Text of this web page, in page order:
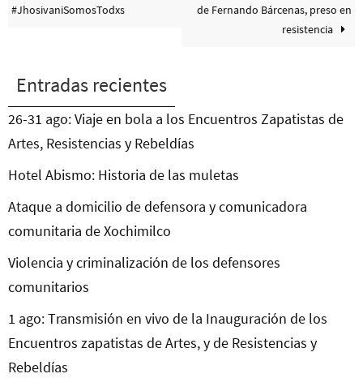
#JhosivaniSomosTodxs
de Fernando Bárcenas, preso en
resistencia
Entradas recientes
26-31 ago: Viaje en bola a los Encuentros Zapatistas de
Artes, Resistencias y Rebeldías
Hotel Abismo: Historia de las muletas
Ataque a domicilio de defensora y comunicadora
comunitaria de Xochimilco
Violencia y criminalización de los defensores
comunitarios
1 ago: Transmisión en vivo de la Inauguración de los
Encuentros zapatistas de Artes, y de Resistencias y
Rebeldías